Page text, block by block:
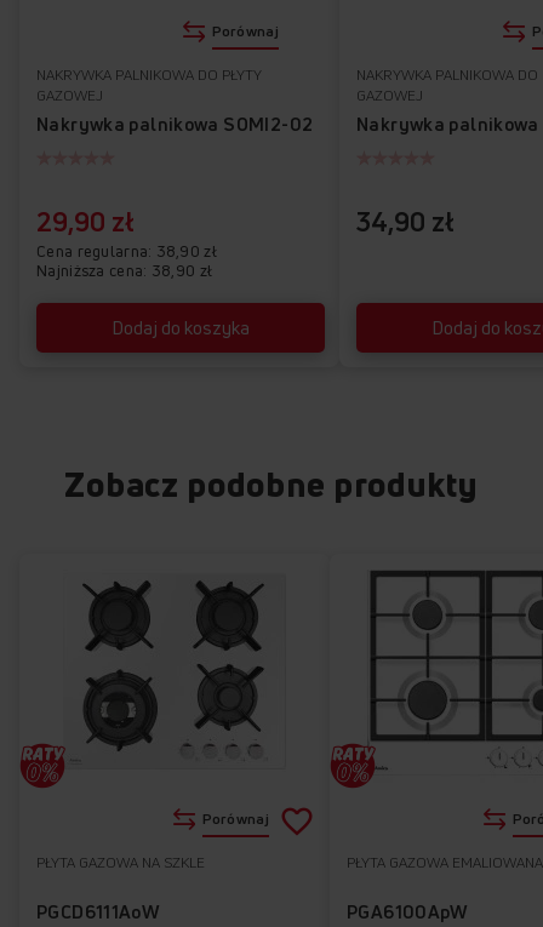
29,90 zł
Cena regularna 38,90 zł
Najniższa cena: 38,90 zł
NAKRYWKA PALNIKOWA DO PŁYTY
GAZOWEJ
Nakrywka palnikowa SOMI2-02
Dodaj do koszyka
Porównaj
34,90 zł
NAKRYWKA PALNIKOWA DO
GAZOWEJ
Nakrywka
Dodaj do
Zobacz podobne produkty
PŁYTA GAZOWA NA SZKLE
PGCD6111AoW
Porównaj Dodaj
ulubionych
PŁYTA GAZOWA EMALIOWANA
PGA6100ApW